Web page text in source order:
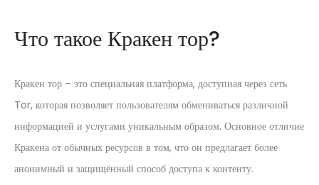
Что такое Кракен тор?
Кракен тор – это специальная платформа, доступная через сеть
Tor, которая позволяет пользователям обмениваться различной
информацией и услугами уникальным образом. Основное отличие
Кракена от обычных ресурсов в том, что он предлагает более
анонимный и защищённый способ доступа к контенту.